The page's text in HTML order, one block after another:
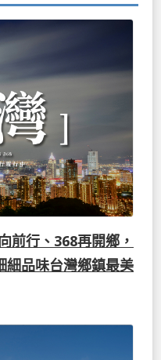
前行、368再開鄉，
細品味台灣鄉鎮最美